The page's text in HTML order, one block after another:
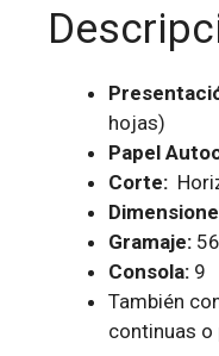
hojas)
Papel
Corte:
Gramaje:
Consola: 9
También
continuas o